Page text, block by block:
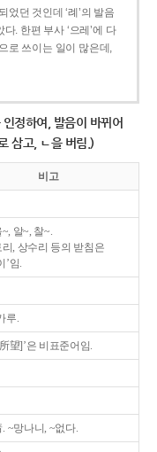
었던 것인데 ‘례’의 발음
다. 한편 부사 ‘으레’에 다
로 쓰이는 일이 많은데,
정하여, 발음이 바뀌어
삼고, ㄴ을 버림.)
비고
~, 알~, 찰~.
리, 상수리 등의 받침은
’임.
루.
望]’은 비표준어임.
~망나니, ~없다.